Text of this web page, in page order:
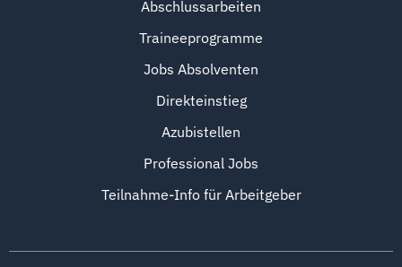
Abschlussarbeiten
Traineeprogramme
Jobs Absolventen
Direkteinstieg
Azubistellen
Professional Jobs
Teilnahme-Info für Arbeitgeber